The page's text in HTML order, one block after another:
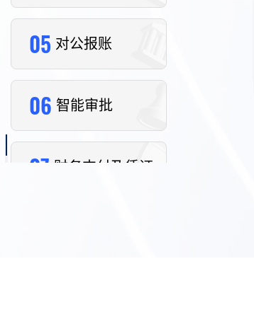
05 对公报账
06 智能审批
07 财务支付及凭证